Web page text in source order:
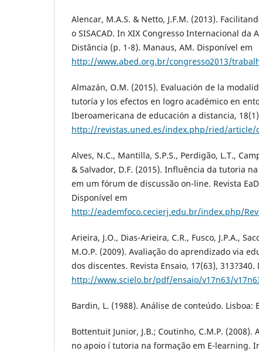
Alencar, M.A.S. & Netto, J.F.M. (2013).
o SISACAD. In XIX Congresso Internacional da
Distância (p. 1-8). Manaus, AM. Disponí­vel em
http://www.abed.org.br/congresso2013/
Almazán, O.M. (2015). Evaluación de la
tutorí­a y los efectos en logro académico en
Iberoamericana de educación a distancia,
http://revistas.uned.es/index.php/ried/article/
Alves, N.C., Mantilla, S.P.S., Perdigão, L.T.,
& Salvador, D.F. (2015). Influência da tutoria
em um fórum de discussão on-line. Revista
Disponí­vel em
http://eademfoco.cecierj.edu.br/index.php/
Arieira, J.O., Dias-Arieira, C.R., Fusco, J.P.A.,
M.O.P. (2009). Avaliação do aprendizado via
dos discentes. Revista Ensaio, 17(63),
http://www.scielo.br/pdf/ensaio/v17n63/
Bardin, L. (1988). Análise de conteúdo. Lisboa:
Bottentuit Junior, J.B.; Coutinho, C.M.P. (2008).
no apoio í tutoria na formação em E-learning.